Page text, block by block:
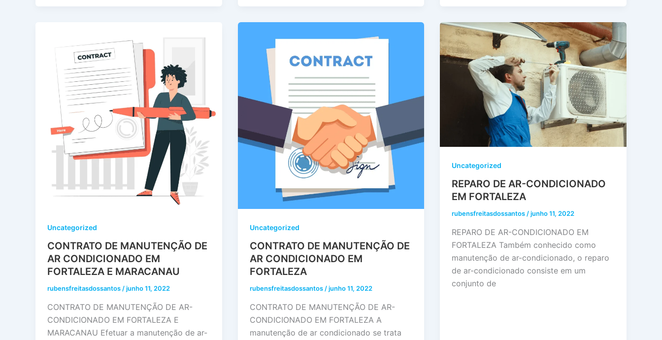
Uncategorized
CONTRATO DE MANUTENÇÃO DE
AR CONDICIONADO EM
FORTALEZA E MARACANAU
rubensfreitasdossantos/junho 11, 2022
CONTRATO DE MANUTENÇÃO DE AR-
CONDICIONADO EM FORTALEZA E
MARACANAU Efetuar a manutenção de ar-
Uncategorized
CONTRATO DE MANUTENÇÃO DE
AR CONDICIONADO EM
FORTALEZA
rubensfreitasdossantos/junho 11, 2022
CONTRATO DE MANUTENÇÃO DE AR-
CONDICIONADO EM FORTALEZA A
manutenção de ar condicionado se trata
Uncategorized
REPARO DE AR-CONDICIONADO
EM FORTALEZA
rubensfreitasdossantos/junho 11, 2022
REPARO DE AR-CONDICIONADO EM
FORTALEZA Também conhecido como
manutenção de ar-condicionado, o reparo
de ar-condicionado consiste em um
conjunto de